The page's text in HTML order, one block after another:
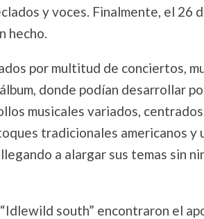
y voces. Finalmente, el 26
hecho.
por multitud de conciertos,
donde podían desarrollar
musicales variados,
tradicionales americanos y
a alargar sus temas sin
south” encontraron el